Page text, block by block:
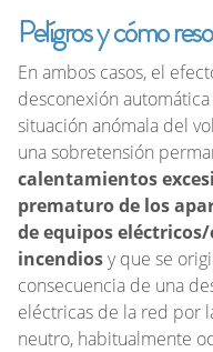
Pelígros y cómo
En ambos casos, el
desconexión
situación anómala del
una sobretensión
calentamientos
prematuro de los
de equipos
incendiosy que se
consecuencia de una
eléctricas de la red por
neutro, habitualmente